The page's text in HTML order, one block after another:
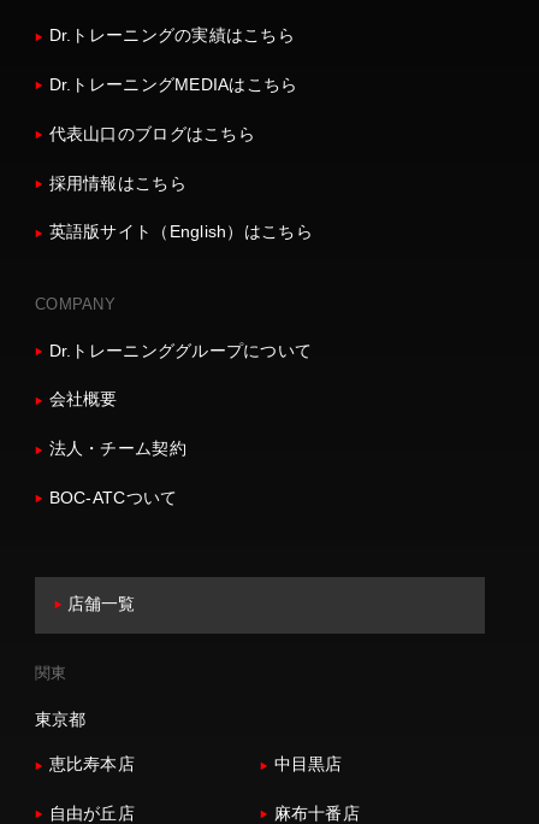
Dr.トレーニングの実績はこちら
Dr.トレーニングMEDIAはこちら
代表山口のブログはこちら
採用情報はこちら
英語版サイト（English）はこちら
COMPANY
Dr.トレーニンググループについて
会社概要
法人・チーム契約
BOC-ATCついて
店舗一覧
関東
東京都
恵比寿本店 中目黒店
自由が丘店 麻布十番店